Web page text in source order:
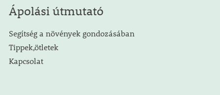
Ápolási útmutató
Segítség a növények gondozásában
Tippek,ötletek
Kapcsolat